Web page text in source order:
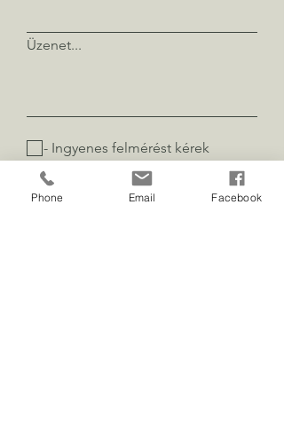
Üzenet...
- Ingyenes felmérést kérek
Phone Email Facebook